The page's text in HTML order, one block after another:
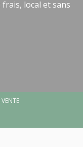
local et sans